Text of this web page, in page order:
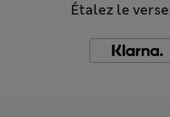
Étalez le